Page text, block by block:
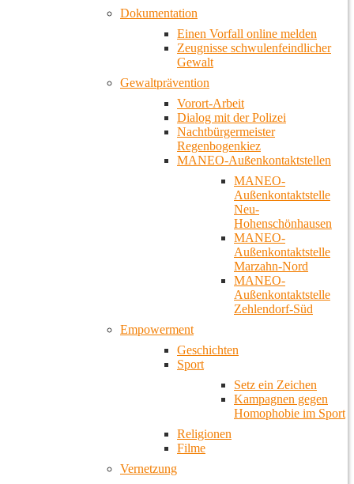
Dokumentation
Einen Vorfall online melden
Zeugnisse schwulenfeindlicher
Gewalt
Gewaltprävention
Vorort-Arbeit
Dialog mit der Polizei
Nachtbürgermeister
Regenbogenkiez
MANEO-Außenkontaktstellen
MANEO-
Außenkontaktstelle
Neu-
Hohenschönhausen
MANEO-
Außenkontaktstelle
Marzahn-Nord
MANEO-
Außenkontaktstelle
Zehlendorf-Süd
Empowerment
Geschichten
Sport
Setz ein Zeichen
Kampagnen gegen
Homophobie im Sport
Religionen
Filme
Vernetzung